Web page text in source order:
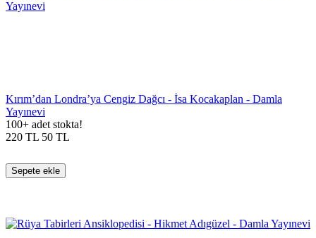
Kırım’dan Londra’ya Cengiz Dağcı - İsa Kocakaplan - Damla
Yayınevi
100+ adet stokta!
220 TL 50 TL
Sepete ekle